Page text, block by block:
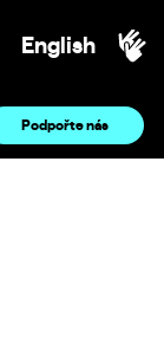
English
Podpořte nás